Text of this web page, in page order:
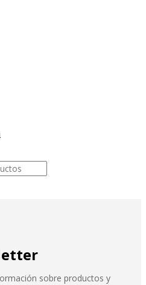
sobre productos y